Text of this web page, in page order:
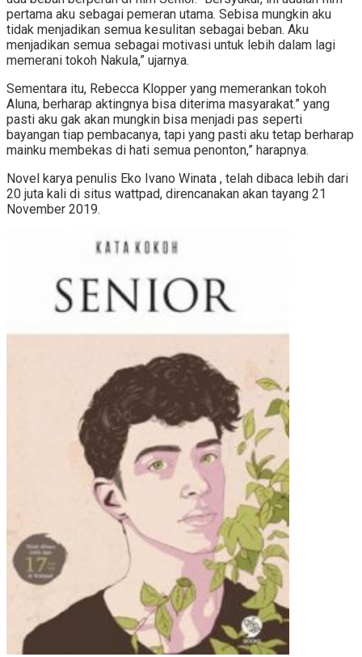
pertama aku sebagai pemeran utama. Sebisa mungkin aku
tidak menjadikan semua kesulitan sebagai beban. Aku
menjadikan semua sebagai motivasi untuk lebih dalam lagi
memerani tokoh Nakula,” ujarnya.
Sementara itu, Rebecca Klopper yang memerankan tokoh
Aluna, berharap aktingnya bisa diterima masyarakat.” yang
pasti aku gak akan mungkin bisa menjadi pas seperti
bayangan tiap pembacanya, tapi yang pasti aku tetap berharap
mainku membekas di hati semua penonton,” harapnya.
Novel karya penulis Eko Ivano Winata , telah dibaca lebih dari
20 juta kali di situs wattpad, direncanakan akan tayang 21
November 2019.